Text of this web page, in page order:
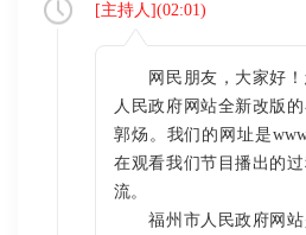
[主持人](02:01)
网民朋友，大家好
人民政府网站全新改版
郭炀。我们的网址是
在观看我们节目播出的
流。
福州市人民政府网站